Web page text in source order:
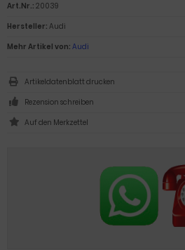
Art.Nr.: 20039
Hersteller: Audi
Mehr Artikel von: Audi
Artikeldatenblatt drucken
Rezension schreiben